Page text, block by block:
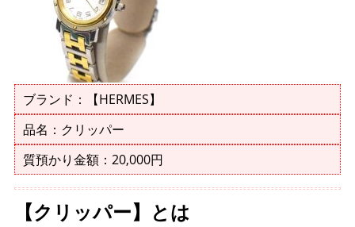
ブランド：【HERMES】
品名：クリッパー
質預かり金額：20,000円
【クリッパー】とは